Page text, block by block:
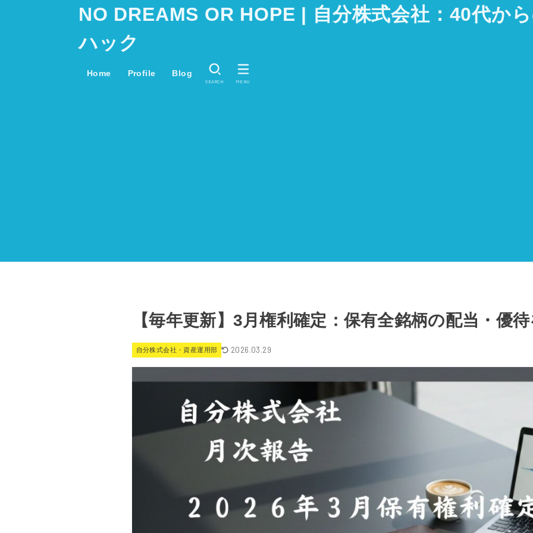
NO DREAMS OR HOPE | 自分株式会社：40代か
ハック
Home Profile Blog
SEARCH MENU
【毎年更新】3月権利確定：保有全銘柄の配当・優
自分株式会社・資産運用部 2026.03.29